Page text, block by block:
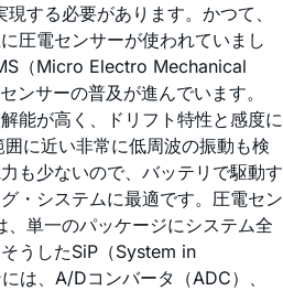
する必要があります。かつて、
圧電センサーが使われていまし
（Micro Electro Mechanical
ンサーの普及が進んでいます。
能が高く、ドリフト特性と感度に
に近い非常に低周波の振動も検
も少ないので、バッテリで駆動す
・システムに最適です。圧電セン
、単一のパッケージにシステム全
うしたSiP（System in
は、A/Dコンバータ（ADC）、